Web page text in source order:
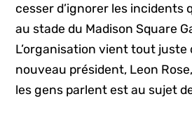
cesser d’ignorer les incidents
au stade du Madison Square
L’organisation vient tout juste
nouveau président, Leon
les gens parlent est au sujet